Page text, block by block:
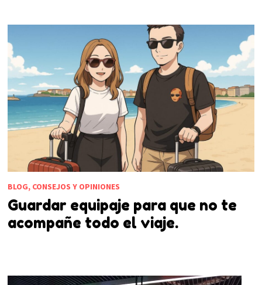
BLOG, CONSEJOS Y OPINIONES
Guardar equipaje para que no te
acompañe todo el viaje.